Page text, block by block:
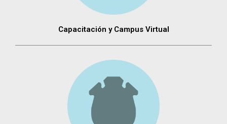
Capacitación y Campus Virtual